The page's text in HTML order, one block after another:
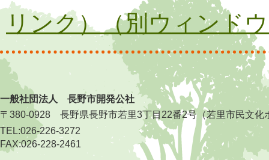
リンク）（別ウィンド
一般社団法人 長野市開発公社
〒380-0928 長野県長野市若里3丁目22番2号（若里市民文
TEL:026-226-3272
FAX:026-228-2461